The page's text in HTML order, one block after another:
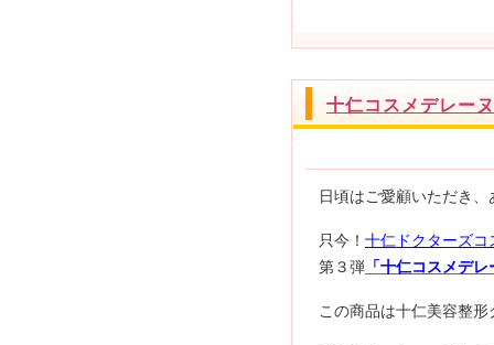
十仁コスメデレー
日頃はご愛顧いただき
只今！ 十仁ドクターズコ
第３弾 「十仁コスメデ
この商品は十仁美容整